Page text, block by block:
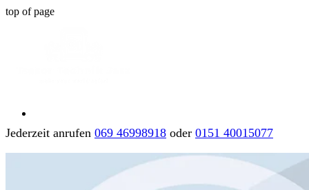
top of page
Jederzeit anrufen 069 46998918 oder 0151 40015077